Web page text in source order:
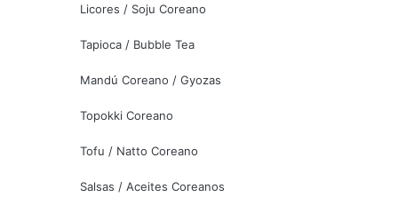
Licores / Soju Coreano
Tapioca / Bubble Tea
Mandú Coreano / Gyozas
Topokki Coreano
Tofu / Natto Coreano
Salsas / Aceites Coreanos